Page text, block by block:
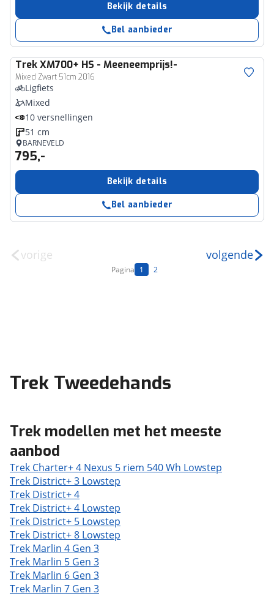
Bekijk details
Bel aanbieder
TrekXM700+ HS - Meeneemprijs!-
Mixed Zwart 51cm 2016
Ligfiets
Mixed
10 versnellingen
51 cm
BARNEVELD
795,-
Bekijk details
Bel aanbieder
vorige
Pagina 1 2
volgende
Trek Tweedehands
Trek modellen met het meeste
aanbod
Trek Charter+ 4 Nexus 5 riem 540 Wh Lowstep
Trek District+ 3 Lowstep
Trek District+ 4
Trek District+ 4 Lowstep
Trek District+ 5 Lowstep
Trek District+ 8 Lowstep
Trek Marlin 4 Gen 3
Trek Marlin 5 Gen 3
Trek Marlin 6 Gen 3
Trek Marlin 7 Gen 3